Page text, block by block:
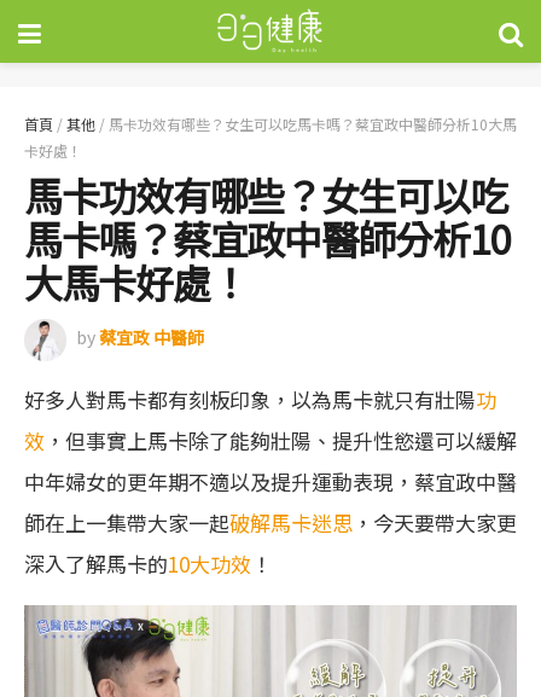
首頁 /其他 / 馬卡功效有哪些？女生可以吃馬卡嗎？蔡宜政中醫師分析10大馬
卡好處！
馬卡功效有哪些？女生可以吃
馬卡嗎？蔡宜政中醫師分析10
大馬卡好處！
by蔡宜政 中醫師
好多人對馬卡都有刻板印象，以為馬卡就只有壯陽功
效 ，但事實上馬卡除了能夠壯陽、提升性慾還可以緩解
中年婦女的更年期不適以及提升運動表現，蔡宜政中醫
師在上一集帶大家一起破解馬卡迷思 ，今天要帶大家更
深入了解馬卡的10大功效 ！